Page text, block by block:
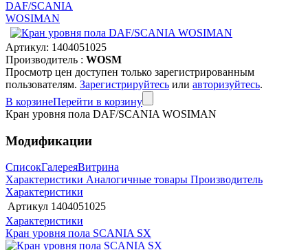
Артикул: 1404051025
Производитель : WOSM
Просмотр цен доступен только зарегистрированным
пользователям. Зарегистрируйтесь или авторизуйтесь.
В корзинеПерейти в корзину
Кран уровня пола DAF/SCANIA WOSIMAN
Модификации
СписокГалереяВитрина
Характеристики Аналогичные товары Производитель
Характеристики
Артикул 1404051025
Характеристики
Кран уровня пола SCANIA SX